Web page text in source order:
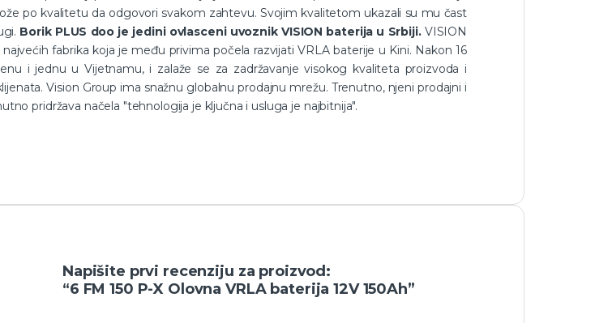
po kvalitetu da odgovori svakom zahtevu. Svojim kvalitetom ukazali su mu čast
Borik PLUS doo je jedini ovlasceni uvoznik VISION baterija u Srbiji. VISION
fabrika koja je među privima počela razvijati VRLA baterije u Kini. Nakon 16
i jednu u Vijetnamu, i zalaže se za zadržavanje visokog kvaliteta proizvoda i
Vision Group ima snažnu globalnu prodajnu mrežu. Trenutno, njeni prodajni i
pridržava načela "tehnologija je ključna i usluga je najbitnija".
Napišite prvi recenziju za proizvod:
“6 FM 150 P-X Olovna VRLA baterija 12V 150Ah”